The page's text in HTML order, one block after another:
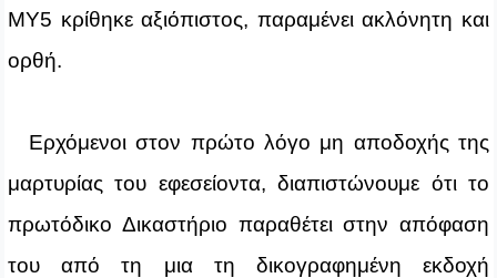
ΜΥ5 κρίθηκε αξιόπιστος, παραμένει ακλόνητη και
ορθή.
Ερχόμενοι στον πρώτο λόγο μη αποδοχής της
μαρτυρίας του εφεσείοντα, διαπιστώνουμε ότι το
πρωτόδικο Δικαστήριο παραθέτει στην απόφαση
του από τη μια τη δικογραφημένη εκδοχή